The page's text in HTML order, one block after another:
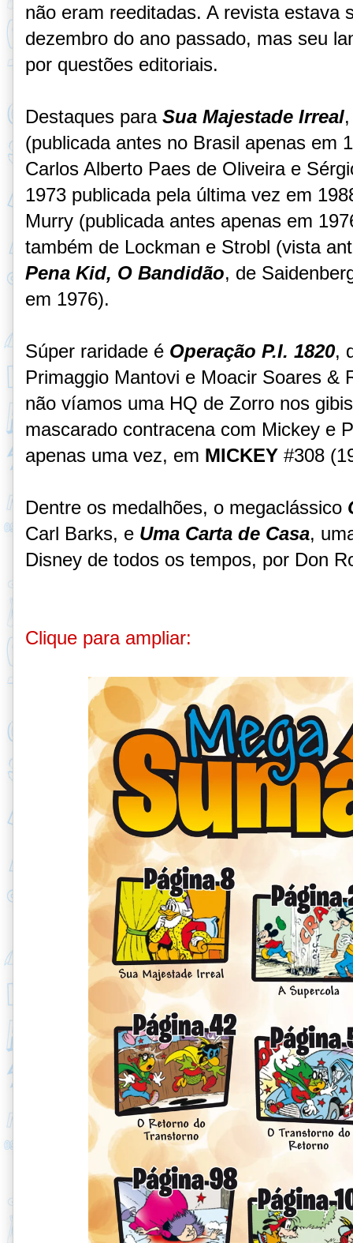
não eram reeditadas. A revista estava
dezembro do ano passado, mas seu
por questões editoriais.
Destaques para Sua Majestade Irreal
(publicada antes no Brasil apenas em
Carlos Alberto Paes de Oliveira e
1973 publicada pela última vez em
Murry (publicada antes apenas em
também de Lockman e Strobl (vista
Pena Kid, O Bandidão, de
em 1976).
Súper raridade é Operação P.I. 1820,
Primaggio Mantovi e Moacir Soares &
não víamos uma HQ de Zorro nos
mascarado contracena com Mickey e
apenas uma vez, em MICKEY #308
Dentre os medalhões, o megaclássico
Carl Barks, e Uma Carta de Casa,
Disney de todos os tempos, por Don
Clique para ampliar: